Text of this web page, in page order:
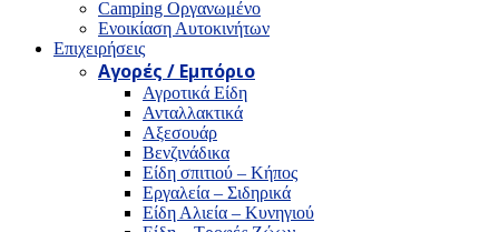
Camping Οργανωμένο
Ενοικίαση Αυτοκινήτων
Επιχειρήσεις
Αγορές / Εμπόριο
Αγροτικά Είδη
Ανταλλακτικά
Αξεσουάρ
Βενζινάδικα
Είδη σπιτιού – Κήπος
Εργαλεία – Σιδηρικά
Είδη Αλιεία – Κυνηγιού